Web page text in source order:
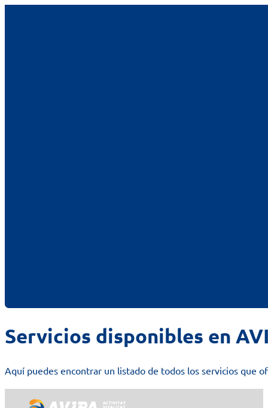
Servicios disponibles en
Aquí puedes encontrar un listado de todos los servicios que